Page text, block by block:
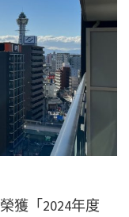
榮獲「2024年度